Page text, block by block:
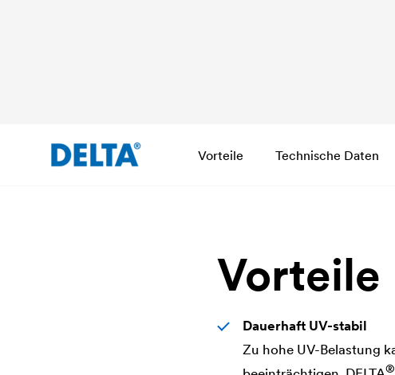
Vorteile Technische Daten
Vorteile
Dauerhaft UV-stabil
Zu hohe UV-Belastung
®